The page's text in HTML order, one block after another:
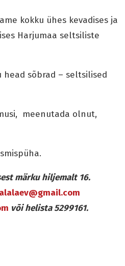
kokku ühes kevadises ja
Harjumaa seltsiliste
head sõbrad – seltsilised
meenutada olnut,
märku hiljemalt 16.
gmail.com
või helista 5299161.